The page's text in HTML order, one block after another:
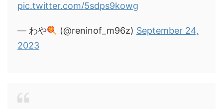
pic.twitter.com/5sdps9kowg
— わや (@reninof_m96z) September 24,
2023